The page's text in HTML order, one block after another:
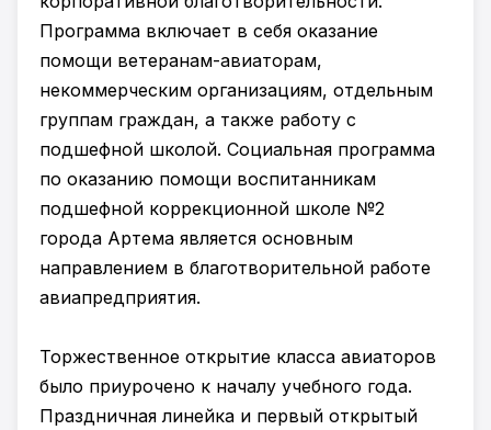
Программа включает в себя оказание
помощи ветеранам-авиаторам,
некоммерческим организациям, отдельным
группам граждан, а также работу с
подшефной школой. Социальная программа
по оказанию помощи воспитанникам
подшефной коррекционной школе №2
города Артема является основным
направлением в благотворительной работе
авиапредприятия.
Торжественное открытие класса авиаторов
было приурочено к началу учебного года.
Праздничная линейка и первый открытый